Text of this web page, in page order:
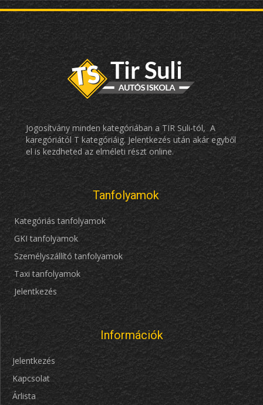
Jogosítvány minden kategóriában a TIR Suli-tól, A
karegóriától T kategóriáig. Jelentkezés után akár egyből
el is kezdheted az elméleti részt online.
Tanfolyamok
Kategóriás tanfolyamok
GKI tanfolyamok
Személyszállító tanfolyamok
Taxi tanfolyamok
Jelentkezés
Információk
Jelentkezés
Kapcsolat
Árlista